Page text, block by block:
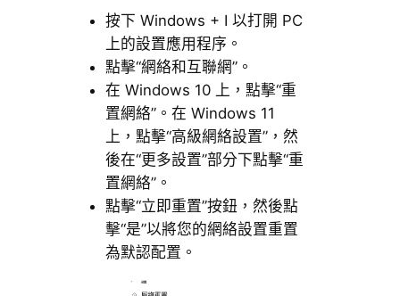
按下 Windows + I 以打開 PC
上的設置應用程序。
點擊“網絡和互聯網”。
在 Windows 10 上，點擊“重
置網絡”。在 Windows 11
上，點擊“高級網絡設置”，然
後在“更多設置”部分下點擊“重
置網絡”。
點擊“立即重置”按鈕，然後點
擊“是”以將您的網絡設置重置
為默認配置。